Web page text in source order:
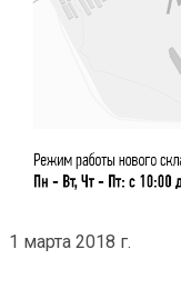
1 марта 2018 г.